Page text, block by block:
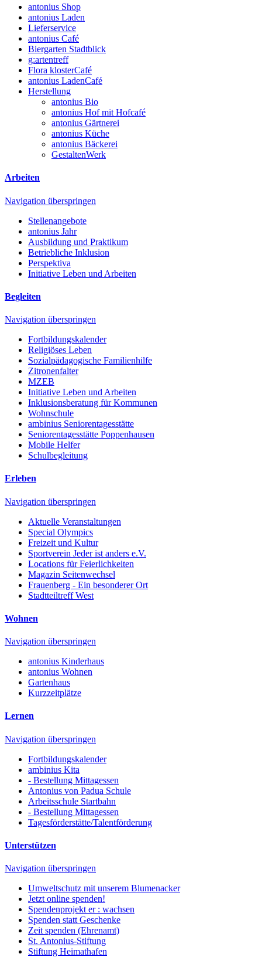
antonius Shop
antonius Laden
Lieferservice
antonius Café
Biergarten Stadtblick
g:artentreff
Flora klosterCafé
antonius LadenCafé
Herstellung
antonius Bio
antonius Hof mit Hofcafé
antonius Gärtnerei
antonius Küche
antonius Bäckerei
GestaltenWerk
Arbeiten
Navigation überspringen
Stellenangebote
antonius Jahr
Ausbildung und Praktikum
Betriebliche Inklusion
Perspektiva
Initiative Leben und Arbeiten
Begleiten
Navigation überspringen
Fortbildungskalender
Religiöses Leben
Sozialpädagogische Familienhilfe
Zitronenfalter
MZEB
Initiative Leben und Arbeiten
Inklusionsberatung für Kommunen
Wohnschule
ambinius Seniorentagesstätte
Seniorentagesstätte Poppenhausen
Mobile Helfer
Schulbegleitung
Erleben
Navigation überspringen
Aktuelle Veranstaltungen
Special Olympics
Freizeit und Kultur
Sportverein Jeder ist anders e.V.
Locations für Feierlichkeiten
Magazin Seitenwechsel
Frauenberg - Ein besonderer Ort
Stadtteiltreff West
Wohnen
Navigation überspringen
antonius Kinderhaus
antonius Wohnen
Gartenhaus
Kurzzeitplätze
Lernen
Navigation überspringen
Fortbildungskalender
ambinius Kita
- Bestellung Mittagessen
Antonius von Padua Schule
Arbeitsschule Startbahn
- Bestellung Mittagessen
Tagesförderstätte/Talentförderung
Unterstützen
Navigation überspringen
Umweltschutz mit unserem Blumenacker
Jetzt online spenden!
Spendenprojekt er : wachsen
Spenden statt Geschenke
Zeit spenden (Ehrenamt)
St. Antonius-Stiftung
Stiftung Heimathafen